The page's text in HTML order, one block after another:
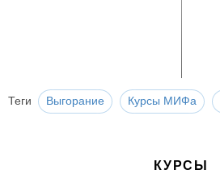
Теги Выгорание Курсы МИФа
КУРСЫ